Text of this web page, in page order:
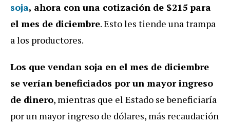
soja, ahora con una cotización de $215 para
el mes de diciembre. Esto les tiende una trampa
a los productores.
Los que vendan soja en el mes de diciembre
se verían beneficiados por un mayor ingreso
de dinero, mientras que el Estado se beneficiaría
por un mayor ingreso de dólares, más recaudación